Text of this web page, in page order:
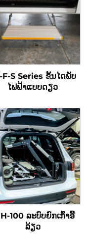
F-S Series ຂັ້ນໄດພັບ
ໄຟຟ້າແບບດຽວ
100 ລະບົບຍົກເກົ້າອີ້
ລ້ຽວ